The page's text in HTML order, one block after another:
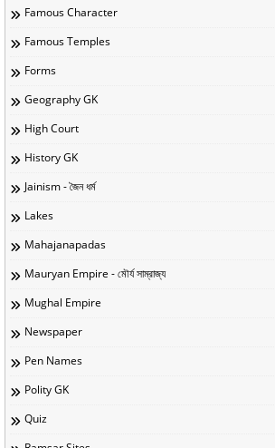
Famous Character
Famous Temples
Forms
Geography GK
High Court
History GK
Jainism - জৈন ধর্ম
Lakes
Mahajanapadas
Mauryan Empire - মৌর্য সাম্রাজ্য
Mughal Empire
Newspaper
Pen Names
Polity GK
Quiz